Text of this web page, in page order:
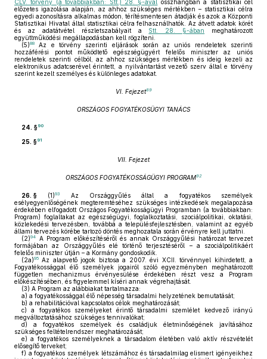
CLV. törvény (a továbbiakban: Stt.) 28. §-ával
összhangban a statisztikai cél
előzetes igazolása alapján, az ahhoz szükséges mértékben – statisztikai célra
egyedi azonosításra alkalmas módon, térítésmentesen átadják és azok a Központi
Statisztikai Hivatal által statisztikai célra felhasználhatók. Az átvett adatok körét
és az adatátvétel részletszabályait a Stt. 28. §-ában meghatározott
együttműködési megállapodásban kell rögzíteni.
(5)88
Az e törvény szerinti eljárások során az uniós rendeletek szerinti
hozzáférési pontot működtető egészségügyért felelős miniszter az uniós
rendeletek szerinti célból, az ahhoz szükséges mértékben és ideig kezeli az
elektronikus adatcserével érintett, a nyilvántartást vezető szerv által e törvény
szerint kezelt személyes és különleges adatokat.
VI. Fejezet89
ORSZÁGOS FOGYATÉKOSÜGYI TANÁCS
24. §90
25. §91
VII. Fejezet
ORSZÁGOS FOGYATÉKOSSÁGÜGYI PROGRAM92
26. § (1)93
Az Országgyűlés által a fogyatékos személyek
esélyegyenlőségének megteremtéséhez szükséges intézkedések megalapozása
érdekében elfogadott Országos Fogyatékosságügyi Programban (a továbbiakban:
Program) foglaltakat az egészségügyi, foglalkoztatási, szociálpolitikai, oktatási,
közlekedési tervezésben, továbbá a településfejlesztésben, valamint az egyéb
állami tervezés körébe tartozó döntés meghozatala során érvényre kell juttatni.
(2)94
A Program előkészítéséről és annak Országgyűlési határozat tervezet
formájában az Országgyűlés elé történő terjesztéséről – a szociálpolitikáért
felelős miniszter útján – a Kormány gondoskodik.
(2a)95 Az alapvető jogok biztosa a 2007. évi XCII. törvénnyel kihirdetett, a
Fogyatékossággal élő személyek jogairól szóló egyezményben meghatározott
független mechanizmus érvényesülése érdekében részt vesz a Program
előkészítésében, és figyelemmel kíséri annak végrehajtását.
(3) A Program az alábbiakat tartalmazza:
a) a fogyatékossággal élő népesség társadalmi helyzetének bemutatását;
b) a rehabilitációval kapcsolatos célok meghatározását;
c) a fogyatékos személyeket érintő társadalmi szemlélet kedvező irányú
megváltoztatásához szükséges tennivalókat;
d) a fogyatékos személyek és családjuk életminőségének javításához
szükséges feltételrendszer meghatározását;
e) a fogyatékos személyeknek a társadalom életében való aktív részvételét
elősegítő terveket;
f) a fogyatékos személyek létszámához és társadalmilag elismert igényeikhez